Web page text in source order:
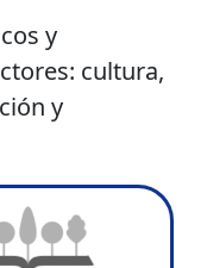
y
cultura,
y